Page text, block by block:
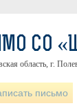
СО
область, г.
письмо